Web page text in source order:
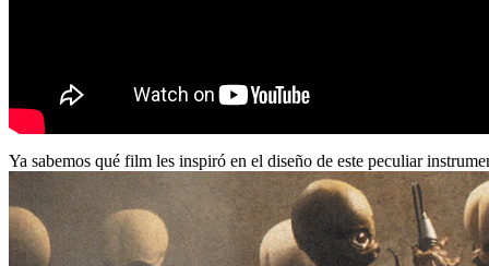
Ya sabemos qué film les inspiró en el diseño de este peculiar